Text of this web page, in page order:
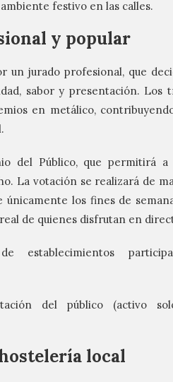
festivo en las calles.
y popular
un jurado profesional, que
sabor y presentación. Los
en metálico,
del Público, que permitirá
La votación se realizará de
los fines de
de quienes disfrutan en
establecimientos
del público (activo
local